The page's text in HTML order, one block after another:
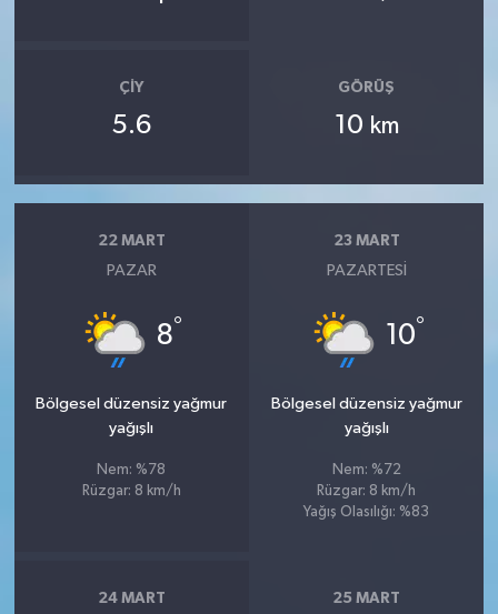
ÇIY
5.6
GÖRÜŞ
10 km
22 MART
PAZAR
8°
Bölgesel düzensiz yağmur
yağışlı
Nem: %78
Rüzgar: 8 km/h
23 MART
PAZARTESI
10°
Bölgesel düzensiz yağmur
yağışlı
Nem: %72
Rüzgar: 8 km/h
Yağış Olasılığı: %83
24 MART 25 MART